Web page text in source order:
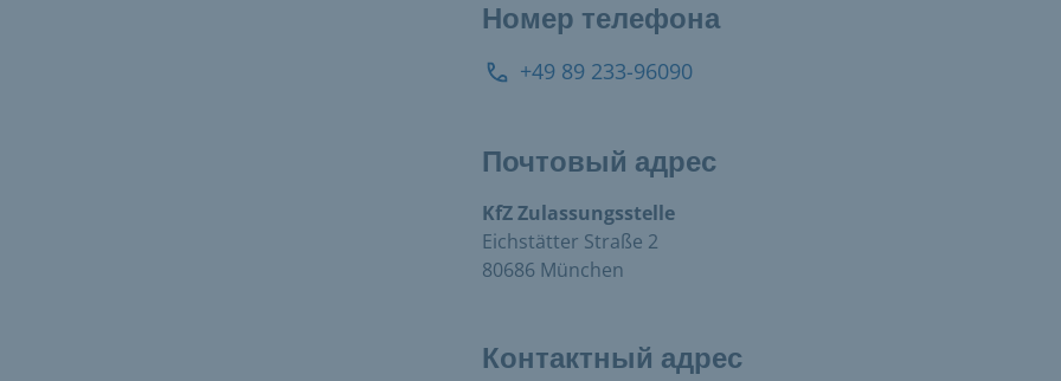
Номер телефона
+49 89 233-96090
Почтовый адрес
KfZ Zulassungsstelle
Eichstätter Straße 2
80686 München
Контактный адрес